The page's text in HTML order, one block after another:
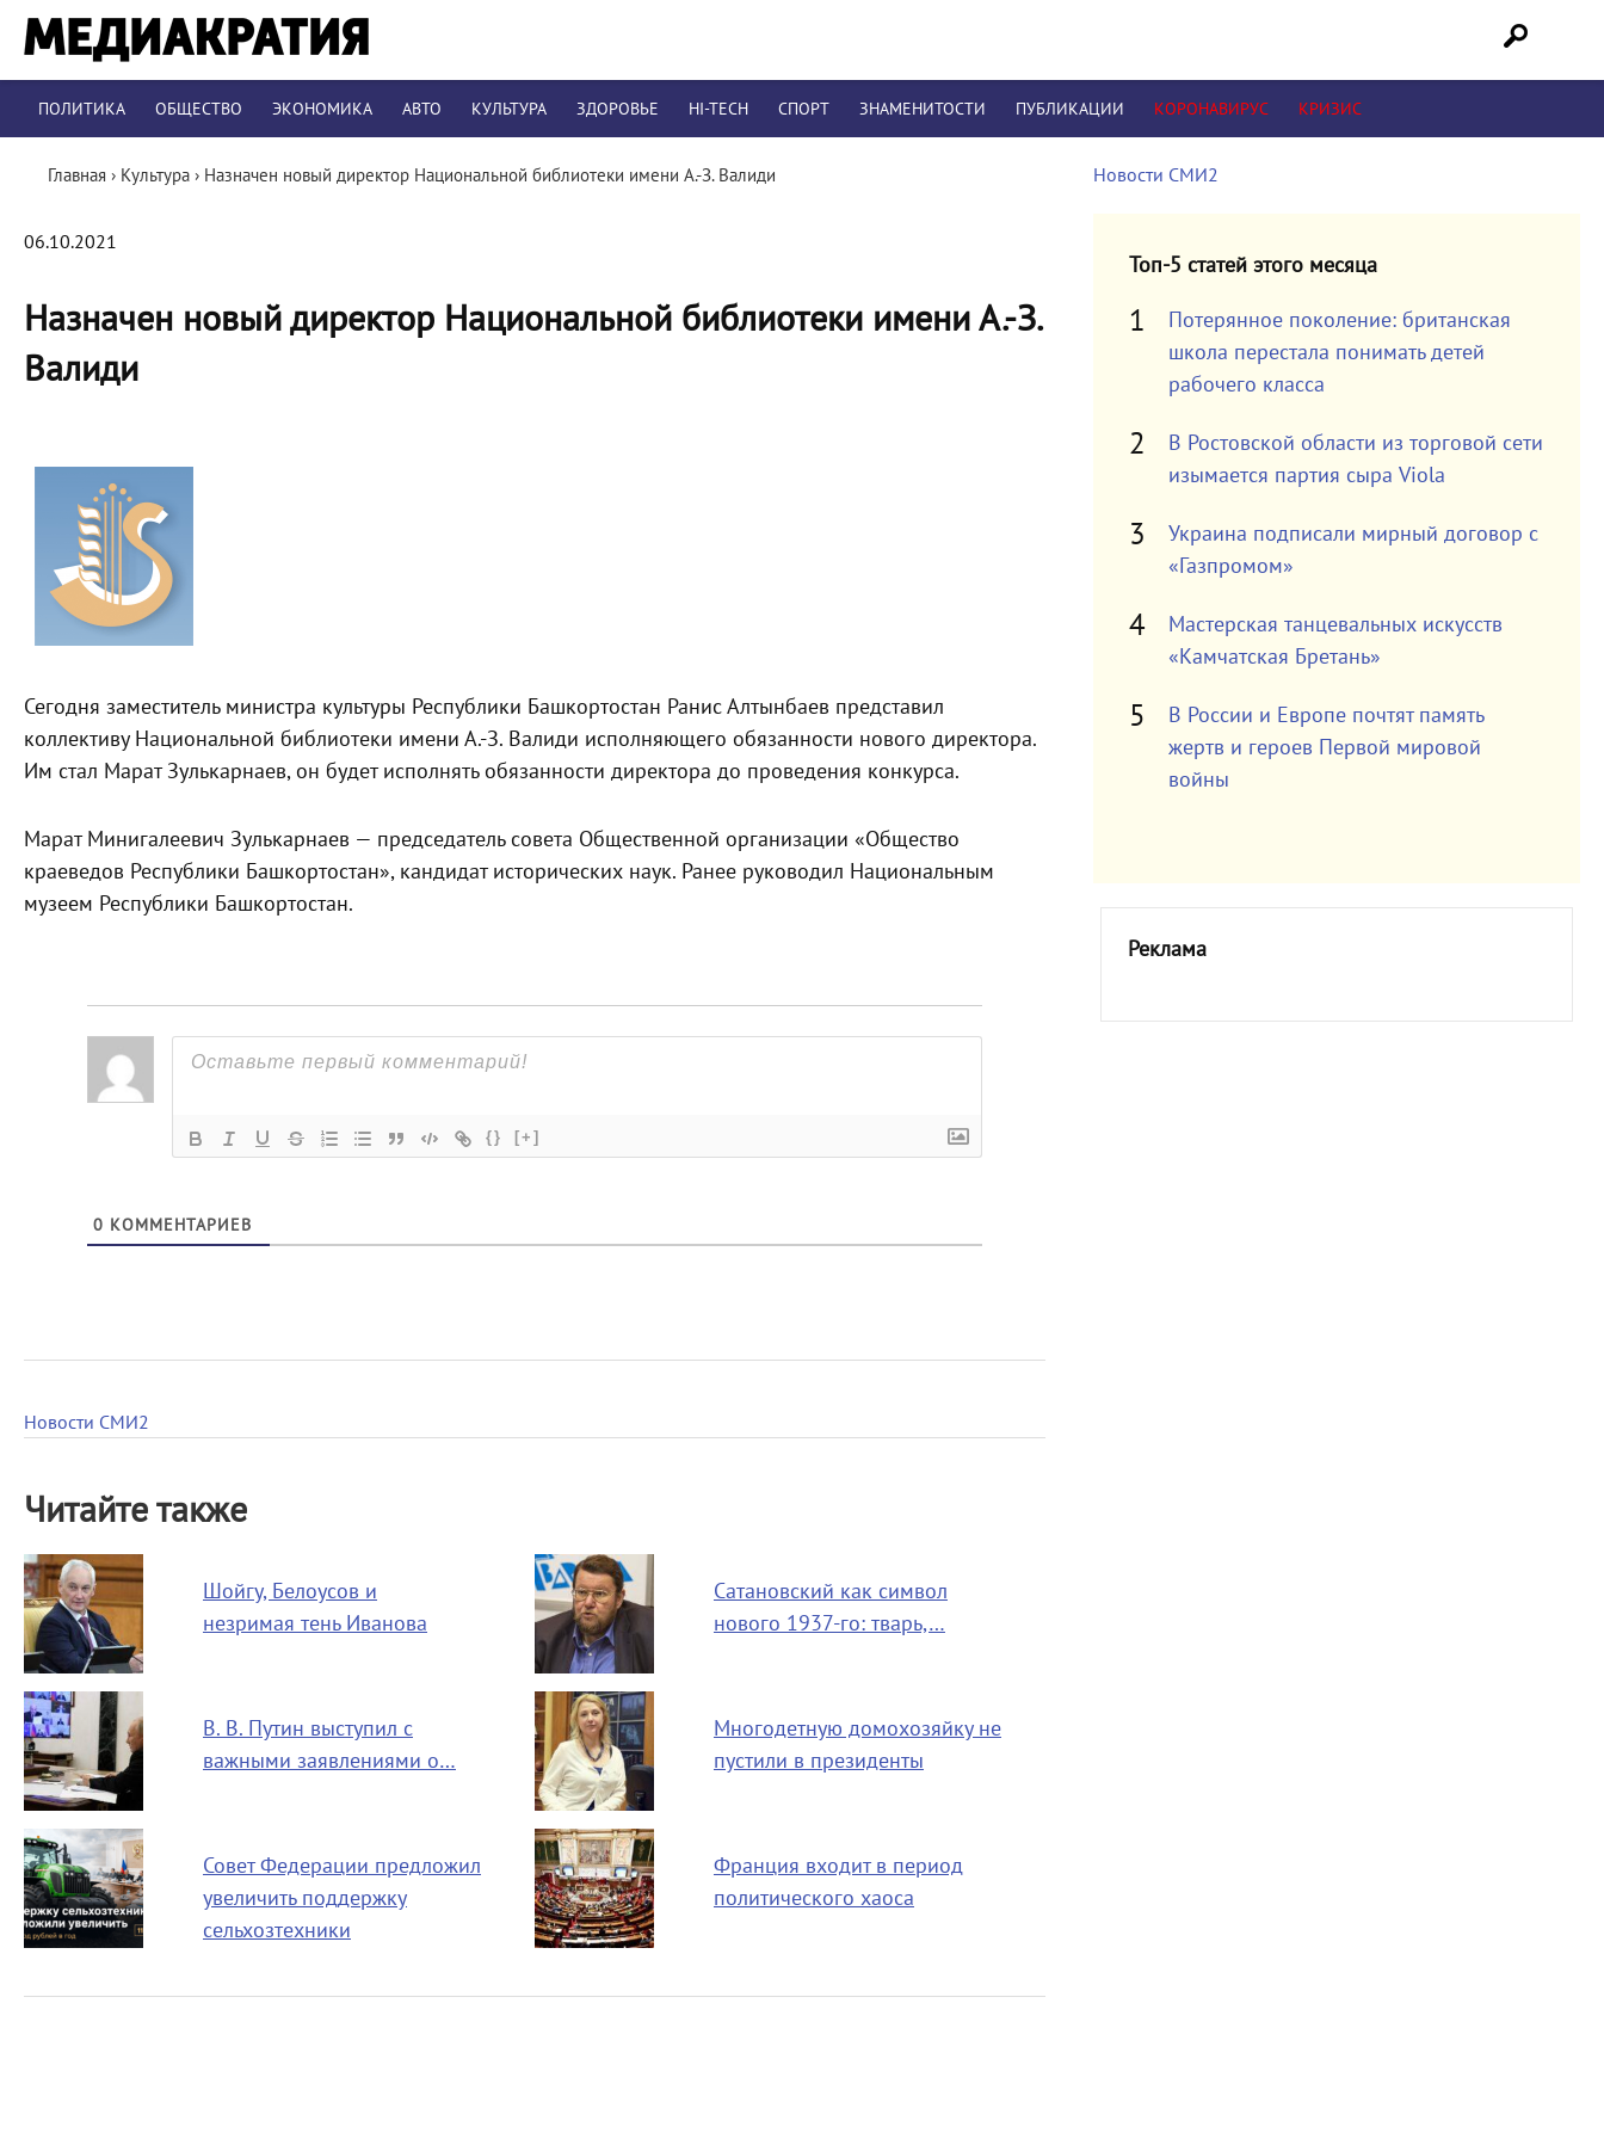
ПОЛИТИКА ОБЩЕСТВО ЭКОНОМИКА АВТО КУЛЬТУРА ЗДОРОВЬЕ HI-TECH СПОРТ ЗНАМЕНИТОСТИ ПУБЛИКАЦИИ КОРОНАВИРУС КРИЗИС
Главная › Культура › Назначен новый директор Национальной библиотеки имени А.-З. Валиди
06.10.2021
Назначен новый директор Национальной библиотеки имени А.-З.
Валиди
Сегодня заместитель министра культуры Республики Башкортостан Ранис Алтынбаев представил
коллективу Национальной библиотеки имени А.-З. Валиди исполняющего обязанности нового директора.
Им стал Марат Зулькарнаев, он будет исполнять обязанности директора до проведения конкурса.
Марат Минигалеевич Зулькарнаев — председатель совета Общественной организации «Общество
краеведов Республики Башкортостан», кандидат исторических наук. Ранее руководил Национальным
музеем Республики Башкортостан.
{} [+]
0 КОММЕНТАРИЕВ
Новости СМИ2
Читайте также
Шойгу, Белоусов и
незримая тень Иванова
Сатановский как символ
нового 1937-го: тварь,…
В. В. Путин выступил с
важными заявлениями о…
Многодетную домохозяйку не
пустили в президенты
Совет Федерации предложил
увеличить поддержку
сельхозтехники
Франция входит в период
политического хаоса
Новости СМИ2
Топ-5 статей этого месяца
Потерянное поколение: британская
школа перестала понимать детей
рабочего класса
В Ростовской области из торговой сети
изымается партия сыра Viola
Украина подписали мирный договор с
«Газпромом»
Мастерская танцевальных искусств
«Камчатская Бретань»
В России и Европе почтят память
жертв и героев Первой мировой
войны
Реклама